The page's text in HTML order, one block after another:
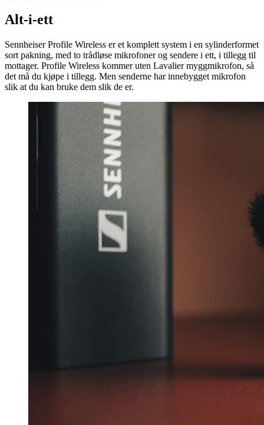
Alt-i-ett
Sennheiser Profile Wireless er et komplett system i en sylinderformet
sort pakning, med to trådløse mikrofoner og sendere i ett, i tillegg til
mottager. Profile Wireless kommer uten Lavalier myggmikrofon, så
det må du kjøpe i tillegg. Men senderne har innebygget mikrofon
slik at du kan bruke dem slik de er.